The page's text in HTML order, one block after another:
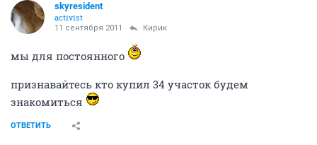
skyresident
activist
11 сентября 2011 Кирик
мы для постоянного
признавайтесь кто купил 34 участок будем
знакомиться
ОТВЕТИТЬ